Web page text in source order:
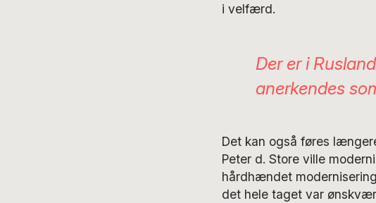
i velfærd.
Der er i
anerkendes
Det kan også føres
Peter d. Store ville
hårdhændet
det hele taget var